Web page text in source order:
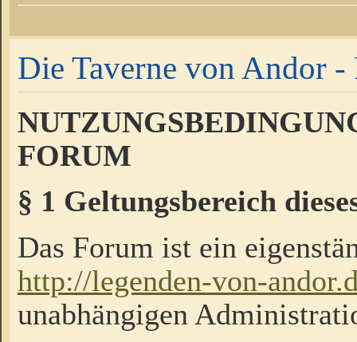
Die Taverne von Andor -
FORUM
§ 1 Geltungsbereich
Das Forum ist ein
http://legenden-von-
unabhängigen